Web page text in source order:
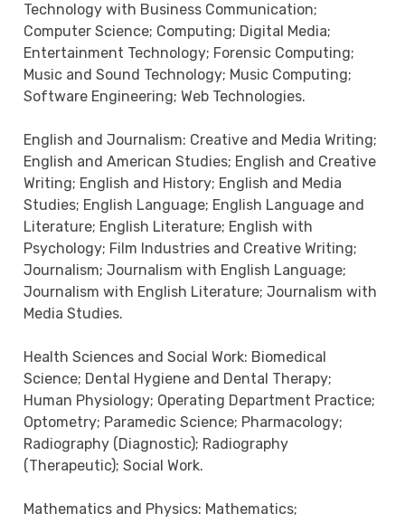
Technology with Business Communication;
Computer Science; Computing; Digital Media;
Entertainment Technology; Forensic Computing;
Music and Sound Technology; Music Computing;
Software Engineering; Web Technologies.
English and Journalism: Creative and Media Writing;
English and American Studies; English and Creative
Writing; English and History; English and Media
Studies; English Language; English Language and
Literature; English Literature; English with
Psychology; Film Industries and Creative Writing;
Journalism; Journalism with English Language;
Journalism with English Literature; Journalism with
Media Studies.
Health Sciences and Social Work: Biomedical
Science; Dental Hygiene and Dental Therapy;
Human Physiology; Operating Department Practice;
Optometry; Paramedic Science; Pharmacology;
Radiography (Diagnostic); Radiography
(Therapeutic); Social Work.
Mathematics and Physics: Mathematics;